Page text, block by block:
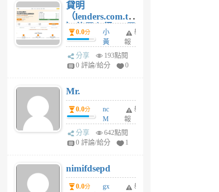
貸明
（lenders.com.tw
）使用心得 — 民
間貸款比較平台
體驗
0.0分
小
黃
蜂
1
舉
報
分享
193點閱
0 評論/給分
0
Mr.
0.0分
nc
M
U
F
U
5
個
舉
報
分享
642點閱
0 評論/給分
1
nimifdsepd
0.0分
gx
舉